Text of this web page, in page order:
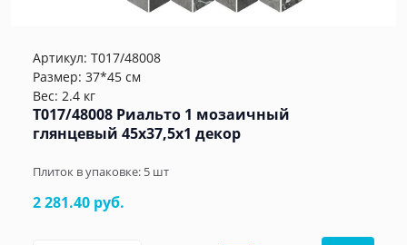
Артикул: T017/48008
Размер: 37*45 см
Вес: 2.4 кг
T017/48008 Риальто 1 мозаичный
глянцевый 45x37,5x1 декор
Плиток в упаковке: 5 шт
2 281.40 руб.